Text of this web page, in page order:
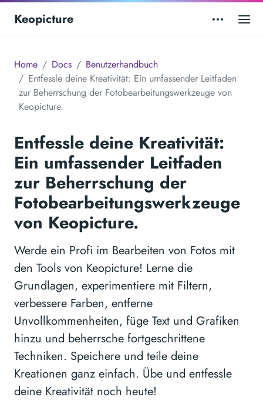
Keopicture
Home Docs
Benutzerhandbuch
Entfessle deine Kreativität: Ein umfassender Leitfaden
zur Beherrschung der Fotobearbeitungswerkzeuge von
Keopicture.
Entfessle deine Kreativität:
Ein umfassender Leitfaden
zur Beherrschung der
Fotobearbeitungswerkzeuge
von Keopicture.
Werde ein Profi im Bearbeiten von Fotos mit
den Tools von Keopicture! Lerne die
Grundlagen, experimentiere mit Filtern,
verbessere Farben, entferne
Unvollkommenheiten, füge Text und Grafiken
hinzu und beherrsche fortgeschrittene
Techniken. Speichere und teile deine
Kreationen ganz einfach. Übe und entfessle
deine Kreativität noch heute!